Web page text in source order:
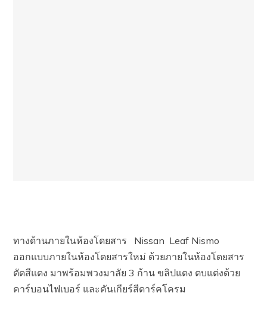
ทางด้านภายในห้องโดยสาร Nissan Leaf Nismo
ออกแบบภายในห้องโดยสารใหม่ ด้วยภายในห้องโดยสาร
ตัดสีแดง มาพร้อมพวงมาลัย 3 ก้าน ขลิปแดง ตบแต่งด้วย
คาร์บอนไฟเบอร์ และคันเกียร์สีดาร์คโครม